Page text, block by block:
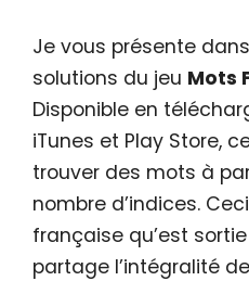
Je vous présente
solutions du jeu Mots
Disponible en
iTunes et Play Store,
trouver des mots à
nombre d’indices.
française qu’est
partage l’intégralité